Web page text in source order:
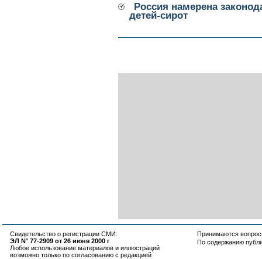
Россия намерена
детей-сирот
Свидетельство о регистрации СМИ:
ЭЛ N° 77-2909 от 26 июня 2000 г
Любое использование материалов и иллюстраций
возможно только по согласованию с редакцией
Принимаются
По содержанию